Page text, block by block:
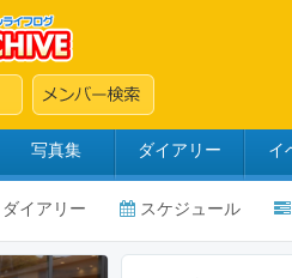
写真集 ダイアリー イ
ダイアリー スケジュール